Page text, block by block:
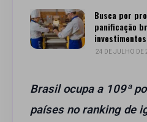
Busca por
panificação
24 DE JULHO DE
Brasil ocupa a 109ª
países no ranking de